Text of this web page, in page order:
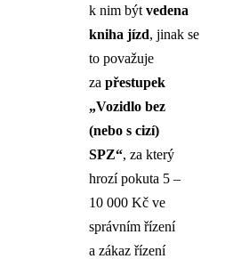
k nim být vedena
kniha jízd, jinak se
to považuje
za přestupek
„Vozidlo bez
(nebo s cizí)
SPZ“, za který
hrozí pokuta 5 –
10 000 Kč ve
správním řízení
a zákaz řízení